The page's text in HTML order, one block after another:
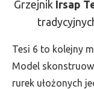
-
Grzejnik Irsap
Tesi 6 to kolejny
Model
rurek ułożonych